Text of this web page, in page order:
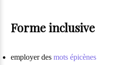
Forme inclusive
employer desmots épicènes